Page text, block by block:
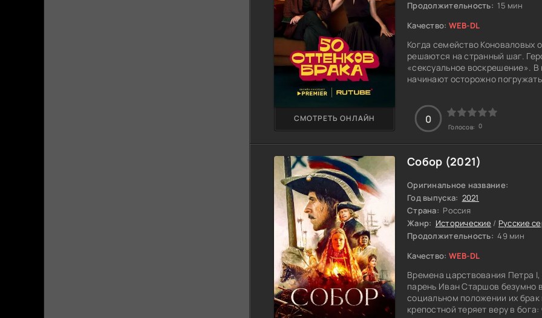
Продолжительность: 15 мин
Качество: WEB-DL
Когда семейство Коноваловых
решаются на странный шаг.
«сексуальное воскрешение». В
начинают осторожно
Для супругов всё это больше
реальный шанс исправить
а другим откровенно пугают.
держать лицо серьёзным, хотя
начинают замечать, что все
штукатурка, скрывающая
постоянно откладывалось
СМОТРЕТЬ ОНЛАЙН 0
Голосов: 0
Собор (2021)
Оригинальное название:
Год выпуска: 2021
Страна: Россия
Жанр: Исторические / Русские
Продолжительность: 49 мин
Качество: WEB-DL
Времена царствования Петра
парень Иван Старшов безумно
социальном положении их
крепостной теряет веру в